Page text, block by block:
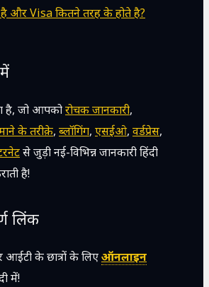
और Visa कितने तरह के होते है?
है, जो आपकोरोचक जानकारी,
के तरीक़े, ब्लॉगिंग, एसईओ, वर्डप्रेस,
से जुड़ी नई-विभिन्न जानकारी हिंदी
है!
लिंक
के छात्रों के लिएऑनलाइन
में!